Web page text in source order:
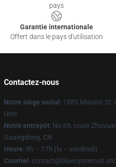
pays
Garantie internationale
Offert dans le pays d'utilisation
Contactez-nous
Notre siège social : 1885 Mission St,
Unis
Notre entrepôt: No 69, route
Guangdong, CN
Heure: 9h – 17h (lu – vendredi)
Courriel :